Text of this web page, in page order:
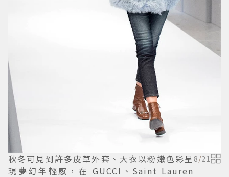
秋冬可見到許多皮草外套、大衣以粉嫩色彩呈
現夢幻年輕感，在 GUCCI、Saint Lauren
8/21